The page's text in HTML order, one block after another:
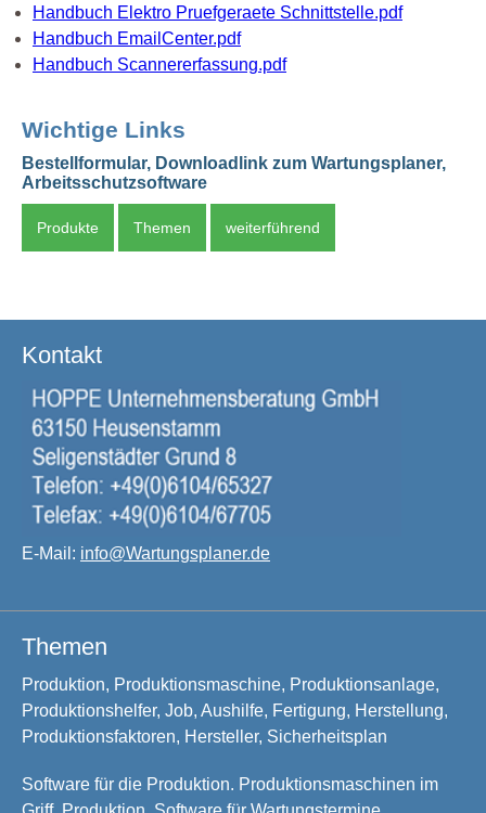
Handbuch Elektro Pruefgeraete Schnittstelle.pdf
Handbuch EmailCenter.pdf
Handbuch Scannererfassung.pdf
Wichtige Links
Bestellformular, Downloadlink zum Wartungsplaner,
Arbeitsschutzsoftware
Produkte Themen weiterführend
Kontakt
E-Mail: info@Wartungsplaner.de
Themen
Produktion, Produktionsmaschine, Produktionsanlage,
Produktionshelfer, Job, Aushilfe, Fertigung, Herstellung,
Produktionsfaktoren, Hersteller, Sicherheitsplan
Software für die Produktion. Produktionsmaschinen im